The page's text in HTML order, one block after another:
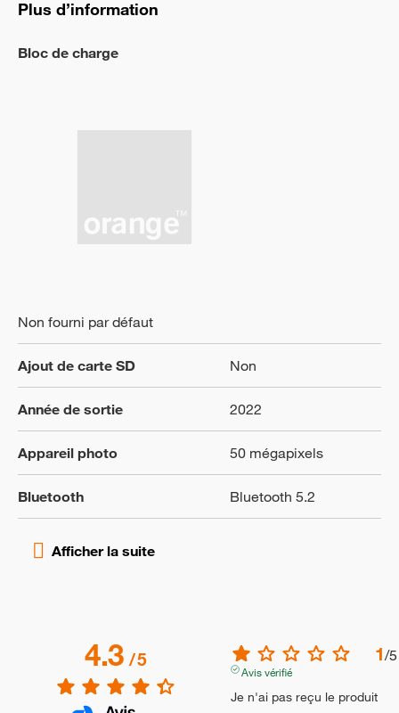
Plus d’information
Bloc de charge
Non fourni par défaut
Ajout de carte SD Non
Année de sortie 2022
Appareil photo 50 mégapixels
Bluetooth Bluetooth 5.2
4.3/5 1/5
Avis vérifié
Je n'ai pas reçu le produit